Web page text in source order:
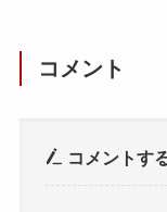
コメント
コメントす